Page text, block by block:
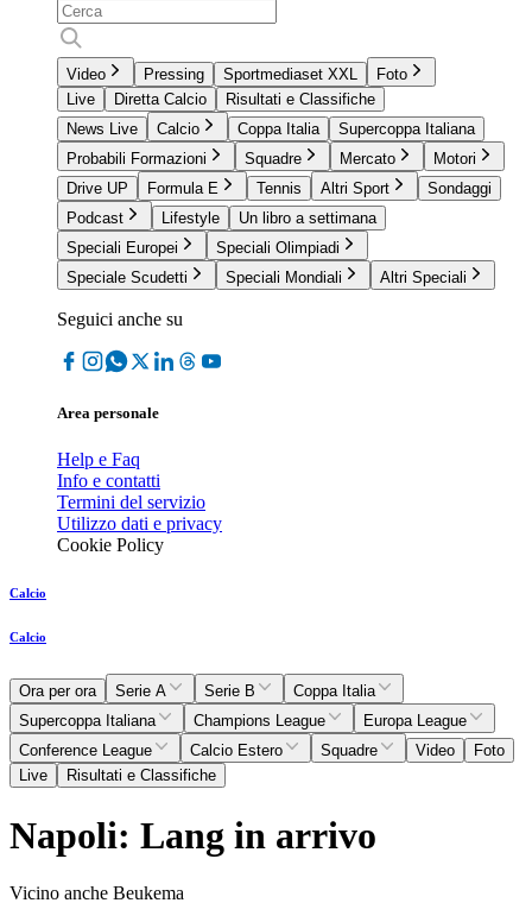
Video Pressing Sportmediaset XXL
Foto
Live
Diretta Calcio
Risultati e Classifiche
News Live
Calcio Coppa Italia
Supercoppa Italiana
Probabili Formazioni
Squadre Mercato
Motori
Drive UP
Formula E Tennis Altri Sport
Sondaggi
Podcast
Lifestyle
Un libro a settimana
Speciali Europei
Speciali Olimpiadi
Speciale Scudetti
Speciali Mondiali Altri Speciali
Seguici anche su
Area personale
Help e Faq
Info e contatti
Termini del servizio
Utilizzo dati e privacy
Cookie Policy
Calcio
Calcio
Ora per ora Serie A Serie B
Coppa Italia
Supercoppa Italiana
Champions League
Europa League
Conference League
Calcio Estero Squadre Video
Foto
Live
Risultati e Classifiche
Napoli: Lang in arrivo
Vicino anche Beukema